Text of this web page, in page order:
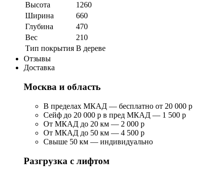
Высота
1260
Ширина
660
Глубина
470
Вес
210
Тип покрытия В дереве
Отзывы
Доставка
Москва и область
В пределах МКАД — бесплатно от 20 000 р
Сейф до 20 000 р в пред МКАД — 1 500 р
От МКАД до 20 км — 2 000 р
От МКАД до 50 км — 4 500 р
Свыше 50 км — индивидуально
Разгрузка с лифтом